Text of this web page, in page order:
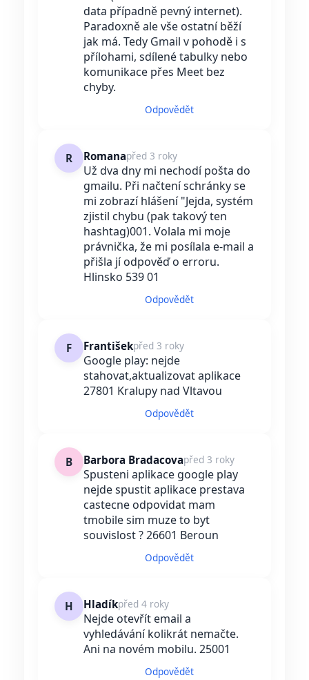
data případně pevný internet).
Paradoxně ale vše ostatní běží
jak má. Tedy Gmail v pohodě i s
přílohami, sdílené tabulky nebo
komunikace přes Meet bez
chyby.
Odpovědět
R Romanapřed 3 roky
Už dva dny mi nechodí pošta do
gmailu. Při načtení schránky se
mi zobrazí hlášení "Jejda, systém
zjistil chybu (pak takový ten
hashtag)001. Volala mi moje
právnička, že mi posílala e-mail a
přišla jí odpověď o erroru.
Hlinsko 539 01
Odpovědět
F Františekpřed 3 roky
Google play: nejde
stahovat,aktualizovat aplikace
27801 Kralupy nad Vltavou
Odpovědět
B Barbora Bradacovapřed 3 roky
Spusteni aplikace google play
nejde spustit aplikace prestava
castecne odpovidat mam
tmobile sim muze to byt
souvislost ? 26601 Beroun
Odpovědět
H Hladíkpřed 4 roky
Nejde otevřít email a
vyhledávání kolikrát nemačte.
Ani na novém mobilu. 25001
Odpovědět